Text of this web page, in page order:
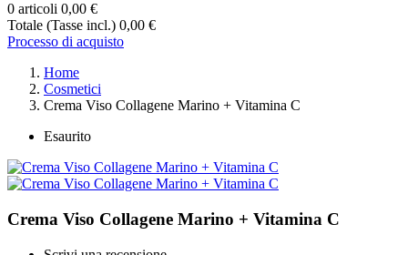
0 articoli 0,00 €
Totale (Tasse incl.) 0,00 €
Processo di acquisto
Home
Cosmetici
Crema Viso Collagene Marino + Vitamina C
Esaurito
Crema Viso Collagene Marino + Vitamina C